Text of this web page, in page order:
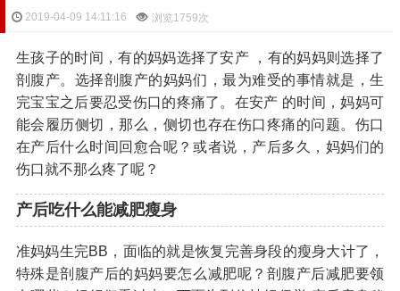
2019-04-09 14:11:16 浏览1759次
生孩子的时间，有的妈妈选择了安产 ，有的妈妈则选择了
剖腹产。选择剖腹产的妈妈们，最为难受的事情就是，生
完宝宝之后要忍受伤口的疼痛了。在安产 的时间，妈妈可
能会履历侧切，那么，侧切也存在伤口疼痛的问题。伤口
在产后什么时间回愈合呢？或者说，产后多久，妈妈们的
伤口就不那么疼了呢？
产后吃什么能减肥瘦身
准妈妈生完BB，面临的就是恢复完善身段的瘦身大计了，
特殊是剖腹产后的妈妈要怎么减肥呢？剖腹产后减肥要领